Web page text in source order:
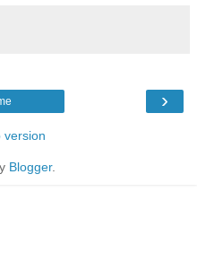
›
version
Blogger.